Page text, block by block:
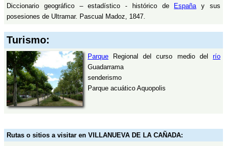
Diccionario geográfico – estadístico - histórico de
Españay sus
posesiones de Ultramar. Pascual Madoz, 1847.
Turismo:
Parque Regional del curso medio del río
Guadarrama
senderismo
Parque acuático Aquopolis
Rutas o sitios a visitar en VILLANUEVA DE LA CAÑADA: